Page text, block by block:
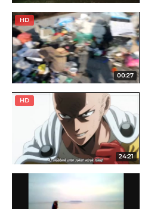
HD
00:27
HD
24:21